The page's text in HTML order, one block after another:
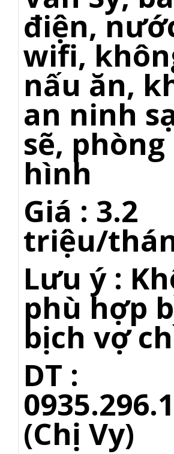
điện,
wifi,
nấu ăn,
an ninh
sẽ,
hình
Giá : 3.2
triệu/
Lưu ý :
phù hợp
bịch vợ
DT :
(Chị Vy)